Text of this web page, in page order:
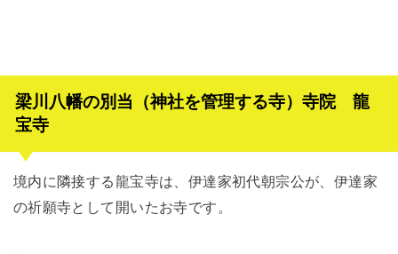
梁川八幡の別当（神社を管理する寺）寺院 龍
宝寺
境内に隣接する龍宝寺は、伊達家初代朝宗公が、伊達家
の祈願寺として開いたお寺です。